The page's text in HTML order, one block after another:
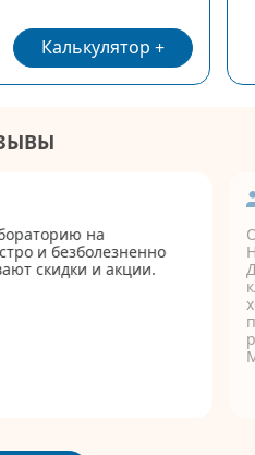
Калькулятор
на
и безболезненно
скидки и акции.